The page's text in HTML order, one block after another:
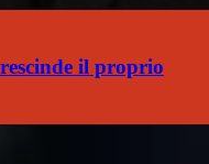
il proprio